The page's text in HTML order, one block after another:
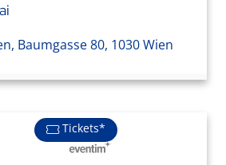
Baumgasse 80, 1030 Wien
Tickets*